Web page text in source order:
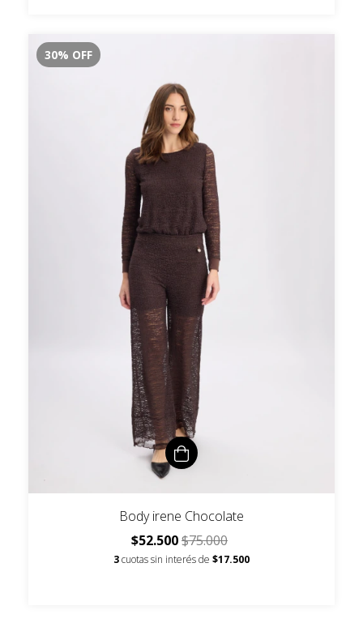
30% OFF
Body irene Chocolate
$52.500$75.000
3cuotas sin interés de $17.500